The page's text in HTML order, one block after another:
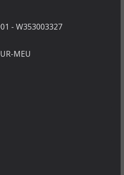
- W353003327
MEU